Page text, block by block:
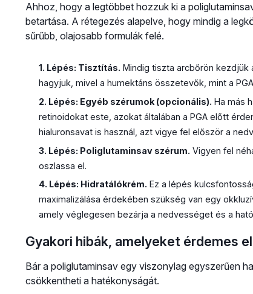
Ahhoz, hogy a legtöbbet hozzuk ki a
betartása. A rétegezés alapelve, hogy mindig a
sűrűbb, olajosabb formulák felé.
1. Lépés: Tisztítás. Mindig tiszta arcbőrön kezdjük
hagyjuk, mivel a humektáns összetevők, mint a
2. Lépés: Egyéb szérumok (opcionális). Ha más
retinoidokat este, azokat általában a PGA előtt
hialuronsavat is használ, azt vigye fel először a
3. Lépés: Poliglutaminsav szérum. Vigyen fel
oszlassa el.
4. Lépés: Hidratálókrém. Ez a lépés
maximalizálása érdekében szükség van egy
amely véglegesen bezárja a nedvességet és a
Gyakori hibák, amelyeket érdemes
Bár a poliglutaminsav egy viszonylag egyszerűen
csökkentheti a hatékonyságát.